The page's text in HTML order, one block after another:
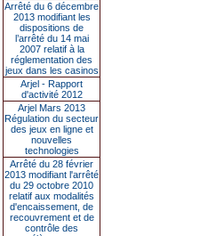
Arrêté du 6 décembre
2013 modifiant les
dispositions de
l’arrêté du 14 mai
2007 relatif à la
réglementation des
jeux dans les casinos
Arjel - Rapport
d'activité 2012
Arjel Mars 2013
Régulation du secteur
des jeux en ligne et
nouvelles
technologies
Arrêté du 28 février
2013 modifiant l'arrêté
du 29 octobre 2010
relatif aux modalités
d'encaissement, de
recouvrement et de
contrôle des